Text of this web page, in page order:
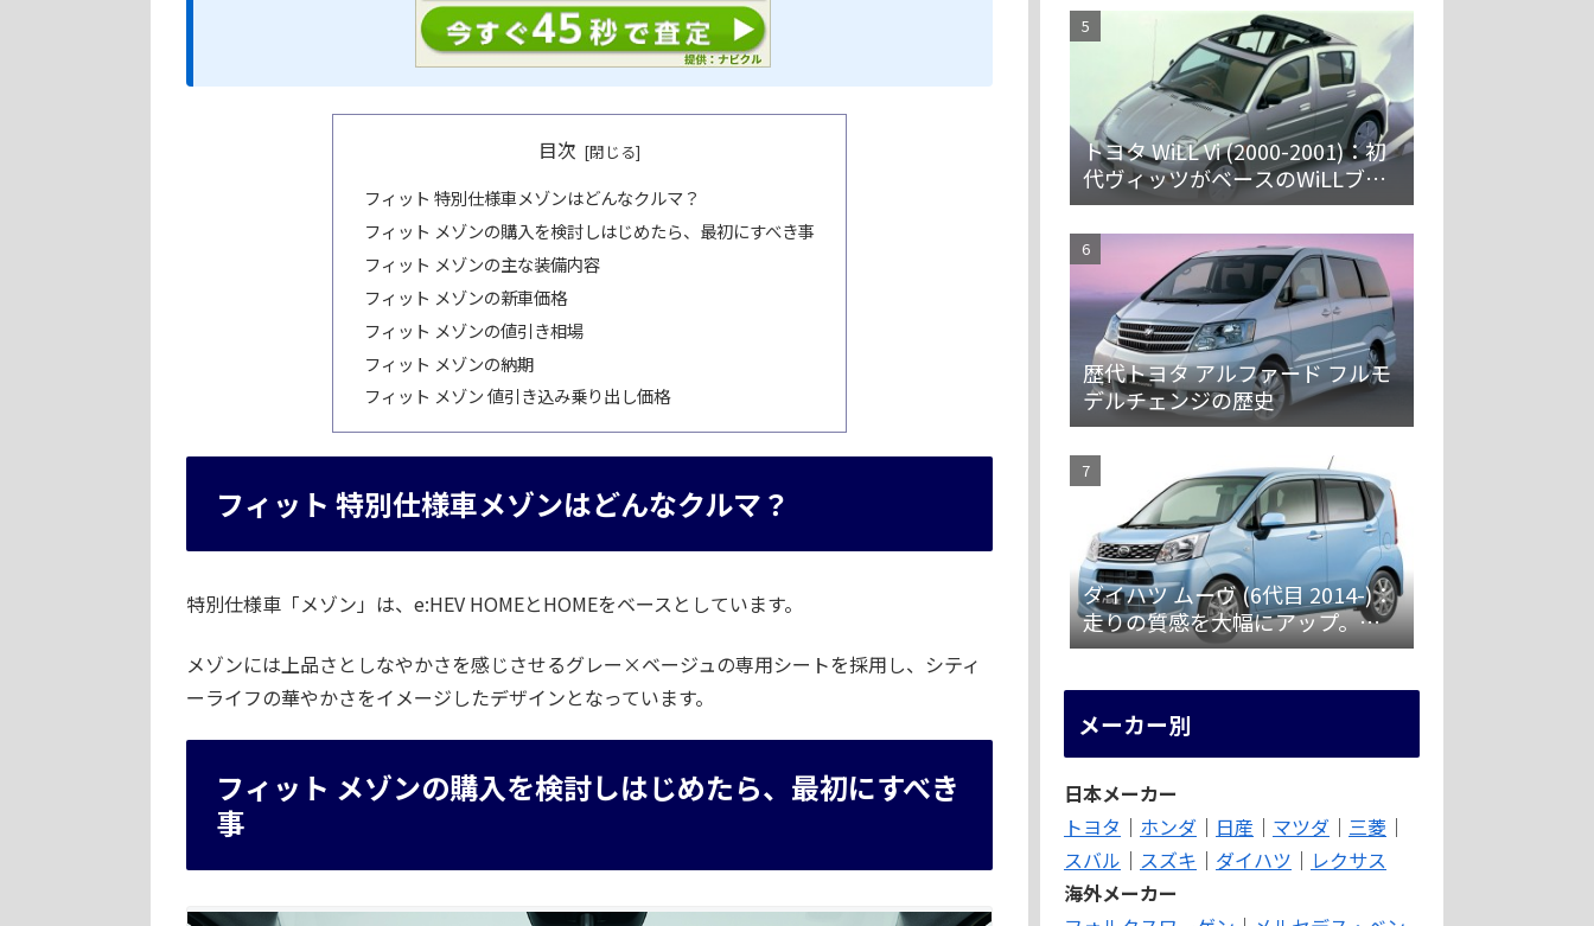
目次
フィット 特別仕様車メゾンはどんなクルマ？
フィット メゾンの購入を検討しはじめたら、最初にすべき事
フィット メゾンの主な装備内容
フィット メゾンの新車価格
フィット メゾンの値引き相場
フィット メゾンの納期
フィット メゾン 値引き込み乗り出し価格
フィット 特別仕様車メゾンはどんなクルマ？
特別仕様車「メゾン」は、e:HEV HOMEとHOMEをベースとしています。
メゾンには上品さとしなやかさを感じさせるグレー×ベージュの専用シートを採用し、シティ
ーライフの華やかさをイメージしたデザインとなっています。
フィット メゾンの購入を検討しはじめたら、最初にすべき
事
トヨタ WiLL Vi (2000-2001)：初
代ヴィッツがベースのWiLLブラ
ンド第一弾 [NCP19]
歴代トヨタ アルファード フルモ
デルチェンジの歴史
ダイハツ ムーヴ (6代目 2014-)：
走りの質感を大幅にアップ。安
全装備を強化 [LA150/160S]
メーカー別
日本メーカー
トヨタ ｜ ホンダ ｜ 日産 ｜ マツダ ｜ 三菱 ｜
スバル ｜ スズキ ｜ ダイハツ ｜ レクサス
海外メーカー